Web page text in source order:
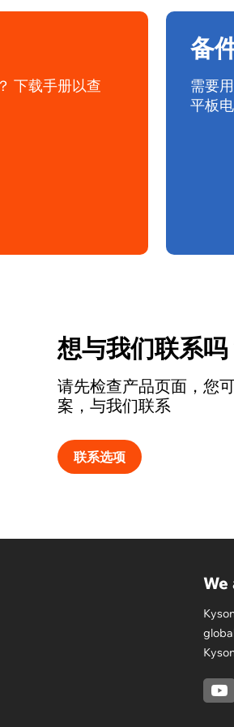
下载手册以查
备
需要
平板
想与我们联系吗
请先检查产品页面，您
案，与我们联系
联系选项
We